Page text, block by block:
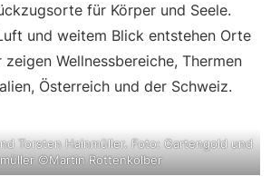
für Körper und Seele.
und weitem Blick entstehen Orte
Wellnessbereiche, Thermen
Österreich und der Schweiz.
Torsten Hainmüller. Foto: Gartengold und
©Martin Rottenkolber